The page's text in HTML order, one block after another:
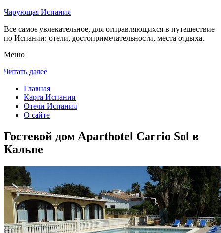
Чарующая Испания
Все самое увлекательное, для отправляющихся в путешествие
по Испании: отели, достопримечательности, места отдыха.
Меню
Читать далее
Главная
Карта Испании
Отели Испании
О сайте
Гостевой дом Aparthotel Carrio Sol в
Кальпе